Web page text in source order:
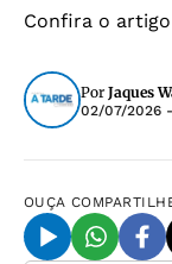
Confira o
Por Jaques
02/07/2026
OUÇA